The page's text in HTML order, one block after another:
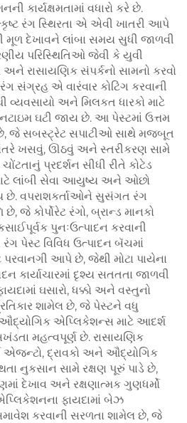
કાર્યક્ષમતામાં વધારો કરે છે.
રંગ સ્થિરતા એ એવી ખાતરી આપે
મૂળ દેખાવને લાંબા સમય સુધી જાળવી
પરિસ્થિતિઓ જેવી કે યુવી
અને રાસાયણિક સંપર્કનો સામનો કરવો
સંગ્રહ એ વારંવાર કોટિંગ કરવાની
વ્યવસાયો અને મિલકત ધારકો માટે
ઘટી જાય છે. આ પેસ્ટમાં ઉત્તમ
છે, જે સબસ્ટ્રેટ સપાટીઓ સાથે મજબૂત
ખસવું, ઊઠવું અને સ્તરીકરણ સામે
પ્રદર્શન સીધી રીતે કોટેડ
લાંબી સેવા આયુષ્ય અને ઓછો
છે. વપરાશકર્તાઓને સુસંગત રંગ
જે કોર્પોરેટ રંગો, બ્રાન્ડ માનકો
પુનઃઉત્પાદન કરવાની
પેસ્ટ વિવિધ ઉત્પાદન બૅચમાં
પરવાનગી આપે છે, જેથી મોટા પાયેના
કાર્યાચારમાં દૃશ્ય સતતતા જાળવી
ઘસારો, ધક્કો અને વસ્તુનો
શામેલ છે, જે પેસ્ટને વધુ
ઔદ્યોગિક એપ્લિકેશન્સ માટે આદર્શ
મહત્વપૂર્ણ છે. રાસાયણિક
એજન્ટો, દ્રાવકો અને ઔદ્યોગિક
નુકસાન સામે રક્ષણ પૂરું પાડે છે,
દેખાવ અને રક્ષણાત્મક ગુણધર્મો
ફાયદામાં બેઝ
કરવાની સરળતા શામેલ છે, જે